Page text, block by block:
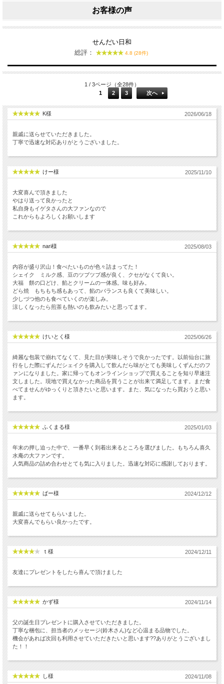
お客様の声
せんだい日和
総評：
4.8 (28件)
1 / 3ページ（全28件）
1
2 3 次へ
K様 2026/06/18
親戚に送らせていただきました。
丁寧で迅速な対応ありがとうございました。
けー様 2025/11/10
大変喜んで頂きました
やはり送って良かったと
私自身もイゲタさんの大ファンなので
これからもよろしくお願いします
nari様 2025/08/03
内容が盛り沢山！食べたいものが色々詰まってた！
シェイク ミルク感、豆のツブツブ感が良く、クセがなくて良い。
大福 餅の口どけ、餡とクリームの一体感。味も好み。
どら焼 もちもち感もあって、餡のバランスも良くて美味しい。
少しづつ他のも食べていくのが楽しみ。
涼しくなったら煎茶も熱いのも飲みたいと思ってます。
けいとく様 2025/06/26
綺麗な包装で崩れてなくて、見た目が美味しそうで良かったです。以前仙台に旅
行をした際にずんだシェイクを購入して飲んだら味がとても美味しくずんだのフ
ァンになりました。家に帰ってもオンラインショップで買えることを知り早速注
文しました。現地で買えなかった商品を買うことが出来て満足してます。まだ食
べてませんがゆっくりと頂きたいと思います。また、気になったら買おうと思い
ます。
ふくまる様 2025/01/03
年末の押し迫った中で、一番早く到着出来るところを選びました。もちろん喜久
水庵の大ファンです。
人気商品の詰め合わせとても気に入りました。迅速な対応に感謝しております。
ばー様 2024/12/12
親戚に送らせてもらいました。
大変喜んでもらい良かったです。
ｔ様 2024/12/11
友達にプレゼントをしたら喜んで頂けました
かず様 2024/11/14
父の誕生日プレゼントに購入させていただきました。
丁寧な梱包に、担当者のメッセージ(鈴木さん)など心温まる品物でした。
機会があれば次回も利用させていただきたいと思います??ありがとうございまし
た！！
し様 2024/11/08